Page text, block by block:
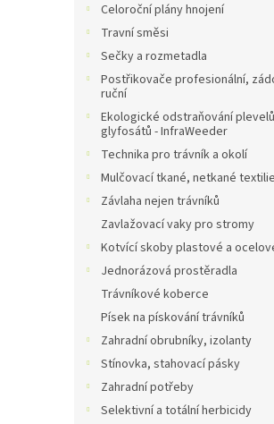
Celoroční plány hnojení
Travní směsi
Sečky a rozmetadla
Postřikovače profesionální,
ruční
Ekologické odstraňování
glyfosátů - InfraWeeder
Technika pro trávník a okolí
Mulčovací tkané, netkané textilie
Závlaha nejen trávníků
Zavlažovací vaky pro stromy
Kotvící skoby plastové a
Jednorázová prostěradla
Trávníkové koberce
Písek na pískování trávníků
Zahradní obrubníky, izolanty
Stínovka, stahovací pásky
Zahradní potřeby
Selektivní a totální herbicidy